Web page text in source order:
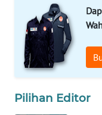
Pilihan Editor
GARONGGANG
NEWS
FISUELRI
ID
ENERGI